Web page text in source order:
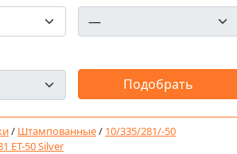
/ Штампованные/ 10/335/281/-50
ET-50 Silver